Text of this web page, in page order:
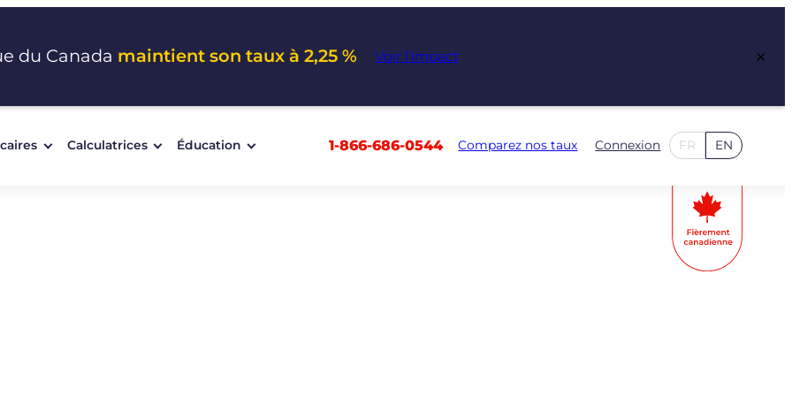
du Canada maintient son taux à 2,25 % Voir l’impact ×
Calculatrices Éducation 1-866-686-0544 Comparez nos taux Connexion FR EN